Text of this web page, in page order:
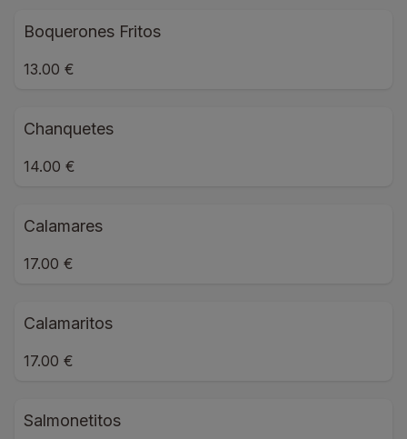
Boquerones Fritos
13.00 €
Chanquetes
14.00 €
Calamares
17.00 €
Calamaritos
17.00 €
Salmonetitos